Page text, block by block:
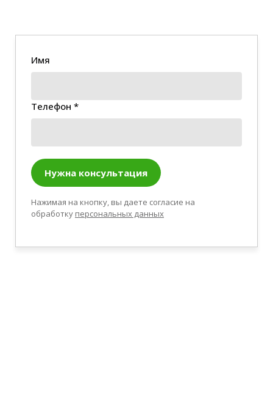
Имя
Телефон *
Нужна консультация
Нажимая на кнопку, вы даете согласие на
обработку персональных данных